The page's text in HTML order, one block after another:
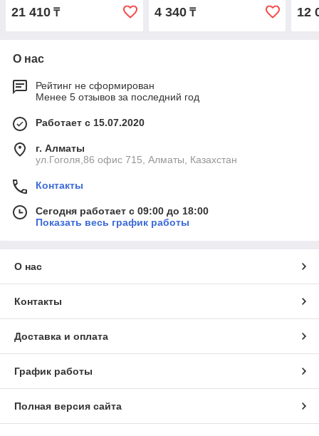
21 410 ₸ 4 340₸ 12
О нас
Рейтинг не сформирован
Менее 5 отзывов за последний год
Работает с 15.07.2020
г. Алматы
ул.Гоголя,86 офис 715, Алматы, Казахстан
Контакты
Сегодня работает с 09:00 до 18:00
Показать весь график работы
О нас
Контакты
Доставка и оплата
График работы
Полная версия сайта